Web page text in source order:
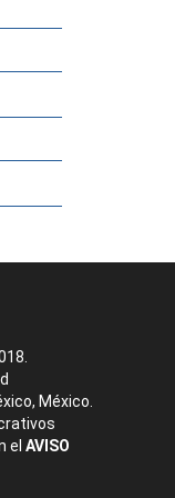
México.
el AVISO